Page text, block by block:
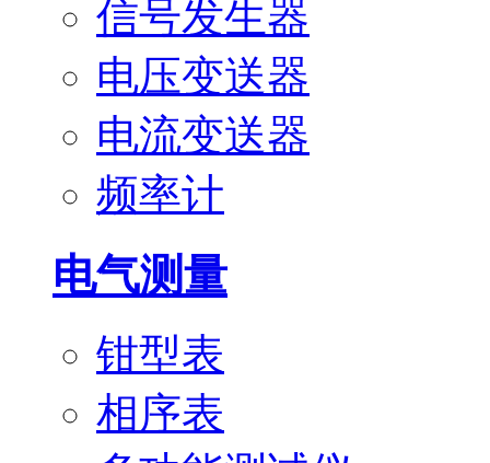
信号发生器
电压变送器
电流变送器
频率计
电气测量
钳型表
相序表